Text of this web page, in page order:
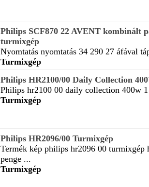
Philips SCF870 22 AVENT kombinált
turmixgép
Nyomtatás nyomtatás 34 290 27 áfával
Turmixgép
Philips HR2100/00 Daily Collection
Philips hr2100 00 daily collection 400w
Turmixgép
Philips HR2096/00 Turmixgép
Termék kép philips hr2096 00 turmixgép
penge ...
Turmixgép